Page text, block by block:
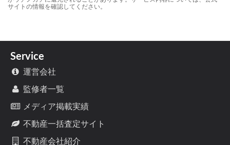
サイトの情報を確認してください。
Service
運営会社
監修者一覧
メディア掲載実績
不動産一括査定サイト
不動産会社紹介